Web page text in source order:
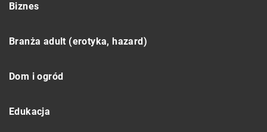
Biznes
Branża adult (erotyka, hazard)
Dom i ogród
Edukacja